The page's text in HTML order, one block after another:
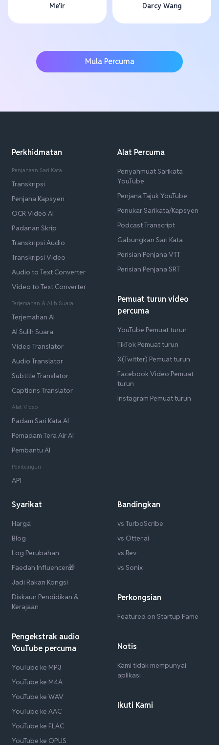
Me'ir Darcy Wang
Mula Percuma
Perkhidmatan
Penjanaan Sari Kata
Transkripsi
Penjana Kapsyen
OCR Video AI
Padanan Skrip
Transkripsi Audio
Transkripsi Video
Audio to Text Converter
Video to Text Converter
Terjemahan & Alih Suara
Terjemahan AI
AI Sulih Suara
Video Translator
Audio Translator
Subtitle Translator
Captions Translator
Alat Video
Padam Sari Kata AI
Pemadam Tera Air AI
Pembantu AI
Pembangun
API
Alat Percuma
Penyahmuat Sarikata
YouTube
Penjana Tajuk YouTube
Penukar Sarikata/Kapsyen
Podcast Transcript
Gabungkan Sari Kata
Perisian Penjana VTT
Perisian Penjana SRT
Pemuat turun video
percuma
YouTube Pemuat turun
TikTok Pemuat turun
X(Twitter) Pemuat turun
Facebook Video Pemuat
turun
Instagram Pemuat turun
Syarikat
Harga
Blog
Log Perubahan
Faedah Influencer🎁
Jadi Rakan Kongsi
Diskaun Pendidikan &
Kerajaan
Pengekstrak audio
YouTube percuma
YouTube ke MP3
YouTube ke M4A
YouTube ke WAV
YouTube ke AAC
YouTube ke FLAC
YouTube ke OPUS
Bandingkan
vs TurboScribe
vs Otter.ai
vs Rev
vs Sonix
Perkongsian
Featured on Startup Fame
Notis
Kami tidak mempunyai
aplikasi
Ikuti Kami